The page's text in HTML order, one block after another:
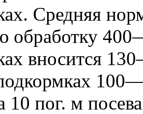
Средняя
обработку 400
вносится 130
100
10 пог. м